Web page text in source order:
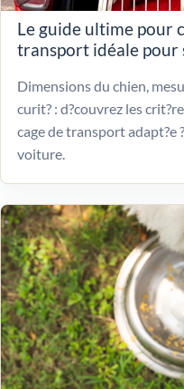
Le guide ultime pour
transport idéale pour
Dimensions du chien,
curit? : d?couvrez les
cage de transport adapt?e
voiture.